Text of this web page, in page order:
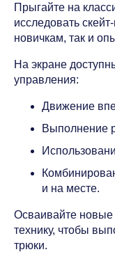
Прыгайте на
исследовать
новичкам, так и
На экране
управления:
Движение
Выполнение
и на месте.
Осваивайте новые
технику, чтобы
трюки.